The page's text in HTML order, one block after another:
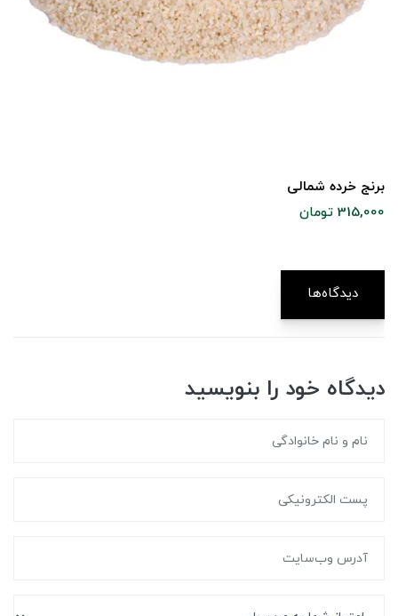
برنج خرده شمالی
315,000 تومان
دیدگاه‌ها
دیدگاه خود را بنویسید